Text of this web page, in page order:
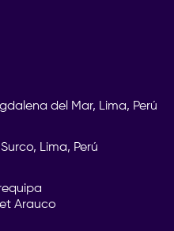
del Mar, Lima, Perú
Lima, Perú
Arauco